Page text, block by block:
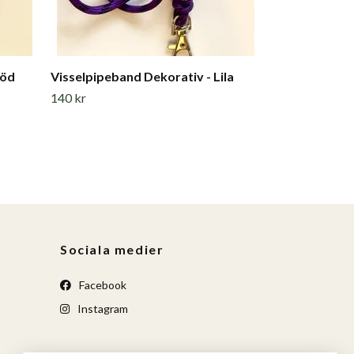
Visselpipeband Dekorativ - Lila
140 kr
Sociala medier
Facebook
Instagram